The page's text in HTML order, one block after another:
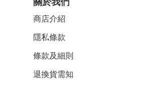
關於我們
商店介紹
隱私條款
條款及細則
退換貨需知